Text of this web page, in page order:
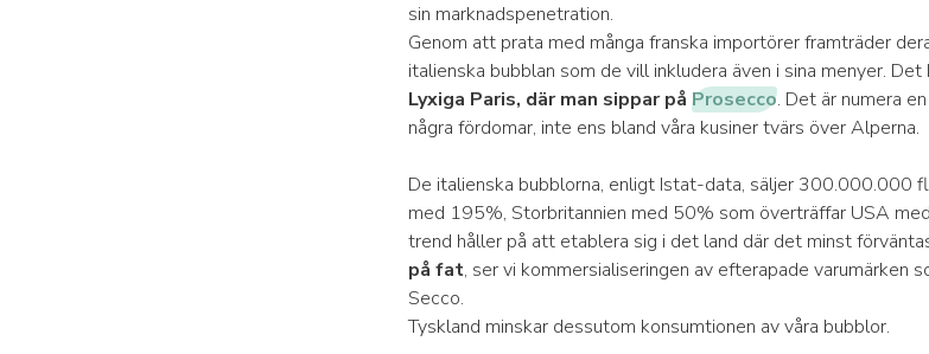
sin marknadspenetration.
Genom att prata med många franska importörer framträder
italienska bubblan som de vill inkludera även i sina menyer.
Lyxiga Paris, där man sippar på Prosecco. Det är numera
några fördomar, inte ens bland våra kusiner tvärs över Alperna.
De italienska bubblorna, enligt Istat-data, säljer 300.000.000
med 195%, Storbritannien med 50% som överträffar USA
trend håller på att etablera sig i det land där det minst
på fat, ser vi kommersialiseringen av efterapade varumärken
Secco.
Tyskland minskar dessutom konsumtionen av våra bubblor.